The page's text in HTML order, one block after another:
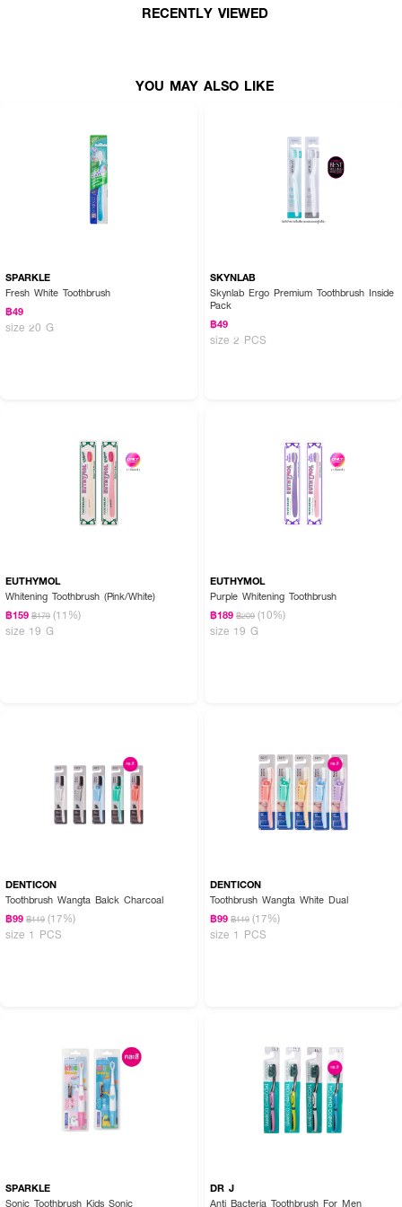
RECENTLY VIEWED
YOU MAY ALSO LIKE
SPARKLE
Fresh White Toothbrush
฿49
size 20 G
SKYNLAB
Skynlab Ergo Premium Toothbrush Inside
Pack
฿49
size 2 PCS
EUTHYMOL
Whitening Toothbrush (Pink/White)
฿159 ฿179 (11%)
size 19 G
EUTHYMOL
Purple Whitening Toothbrush
฿189 ฿209 (10%)
size 19 G
DENTICON
Toothbrush Wangta Balck Charcoal
฿99 ฿119 (17%)
size 1 PCS
DENTICON
Toothbrush Wangta White Dual
฿99 ฿119 (17%)
size 1 PCS
SPARKLE
Sonic Toothbrush Kids Sonic
DR J
Anti Bacteria Toothbrush For Men